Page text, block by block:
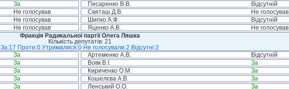
За Писаренко В.В.
Відсутній
Не голосував Святаш Д.В.
Не голосував
Не голосував Шипко А.Ф.
Відсутній
Не голосував Яценко А.В.
Не голосував
Фракція Радикальної партії Олега Ляшка
Кількість депутатів: 21
За:17 Проти:0 Утрималися:0 Не голосували:2 Відсутні:2
За Артеменко А.В.
Відсутній
За Вовк В.І.
За
За Кириченко О.М.
За
За Кошелєва А.В.
За
За Ленський О.О. За